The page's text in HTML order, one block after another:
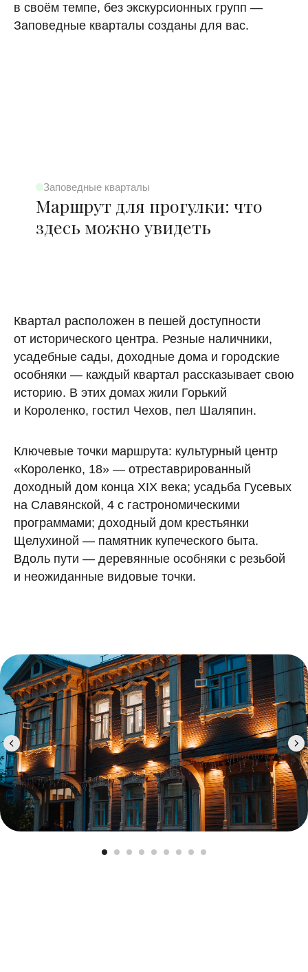
в своём темпе, без экскурсионных групп —
Заповедные кварталы созданы для вас.
Заповедные кварталы
Маршрут для прогулки: что
здесь можно увидеть
Квартал расположен в пешей доступности
от исторического центра. Резные наличники,
усадебные сады, доходные дома и городские
особняки — каждый квартал рассказывает свою
историю. В этих домах жили Горький
и Короленко, гостил Чехов, пел Шаляпин.
Ключевые точки маршрута: культурный центр
«Короленко, 18» — отреставрированный
доходный дом конца XIX века; усадьба Гусевых
на Славянской, 4 с гастрономическими
программами; доходный дом крестьянки
Щелухиной — памятник купеческого быта.
Вдоль пути — деревянные особняки с резьбой
и неожиданные видовые точки.